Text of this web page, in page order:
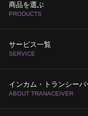
商品を選ぶ
PRODUCTS
サービス一覧
SERVICE
インカム・トランシー
ABOUT TRANACEIVER